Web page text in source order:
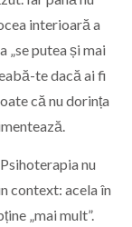
interioară a
„se putea și mai
te dacă ai fi
că nu dorința
nu
context: acela în
„mai mult”.